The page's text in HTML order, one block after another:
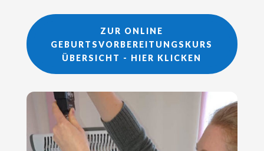
ZUR ONLINE
GEBURTSVORBEREITUNGSKURS
ÜBERSICHT - HIER KLICKEN